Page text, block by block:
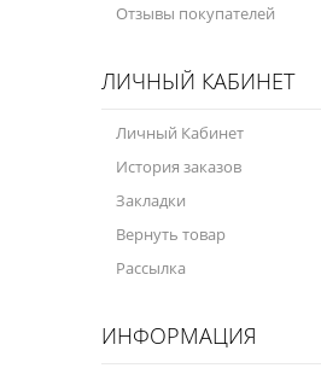
Отзывы покупателей
ЛИЧНЫЙ КАБИНЕТ
Личный Кабинет
История заказов
Закладки
Вернуть товар
Рассылка
ИНФОРМАЦИЯ